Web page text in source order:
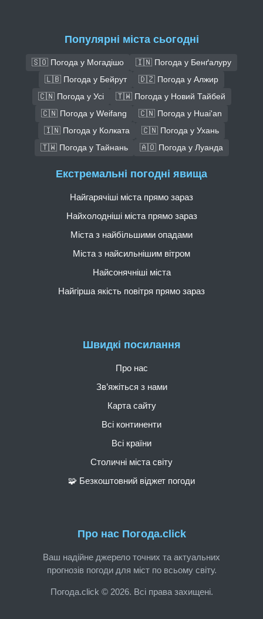
Популярні міста сьогодні
🇸🇴 Погода у Могадішо
🇮🇳 Погода у Бенґалуру
🇱🇧 Погода у Бейрут
🇩🇿 Погода у Алжир
🇨🇳 Погода у Усі
🇹🇼 Погода у Новий Тайбей
🇨🇳 Погода у Weifang
🇨🇳 Погода у Huai'an
🇮🇳 Погода у Колката
🇨🇳 Погода у Ухань
🇹🇼 Погода у Тайнань
🇦🇴 Погода у Луанда
Про нас Погода.click
Ваш надійне джерело точних та актуальних
прогнозів погоди для міст по всьому світу.
Погода.click © 2026. Всі права захищені.
Швидкі посилання
Про нас
Зв’яжіться з нами
Карта сайту
Всі континенти
Всі країни
Столичні міста світу
🧩 Безкоштовний віджет погоди
Екстремальні погодні явища
Найгарячіші міста прямо зараз
Найхолодніші міста прямо зараз
Міста з найбільшими опадами
Міста з найсильнішим вітром
Найсонячніші міста
Найгірша якість повітря прямо зараз